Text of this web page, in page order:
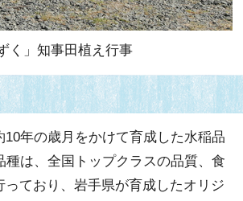
く」知事田植え行事
年の歳月をかけて育成した水稲品
は、全国トップクラスの品質、食
ており、岩手県が育成したオリジ